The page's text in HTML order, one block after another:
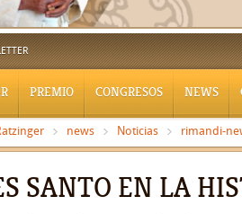
PREMIO CONGRESOS NEWS
news Noticias rimandi-
SANTO EN LA